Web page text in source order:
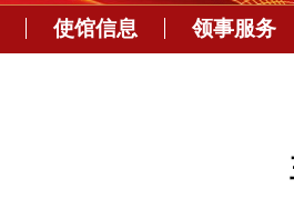
使馆信息 领事服务